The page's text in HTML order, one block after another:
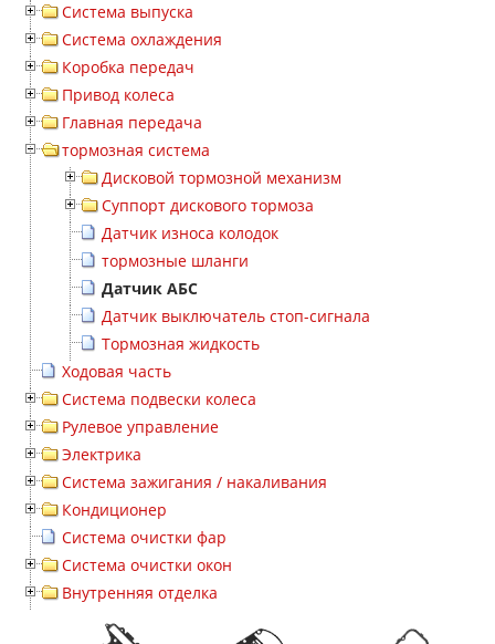
Система выпуска
Система охлаждения
Коробка передач
Привод колеса
Главная передача
тормозная система
Дисковой тормозной механизм
Суппорт дискового тормоза
Датчик износа колодок
тормозные шланги
Датчик АБС
Датчик выключатель стоп-сигнала
Тормозная жидкость
Ходовая часть
Система подвески колеса
Рулевое управление
Электрика
Система зажигания / накаливания
Кондиционер
Система очистки фар
Система очистки окон
Внутренняя отделка